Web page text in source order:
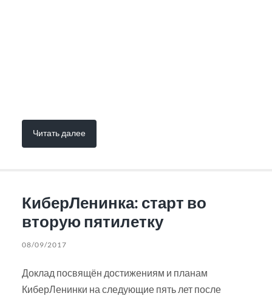
Читать далее
КиберЛенинка: старт во
вторую пятилетку
08/09/2017
Доклад посвящён достижениям и планам
КиберЛенинки на следующие пять лет после